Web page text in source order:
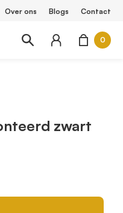
Over ons Blogs Contact
0
zwart